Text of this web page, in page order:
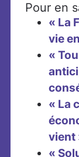
Pour en
« La
vie
«
« La
vient
«